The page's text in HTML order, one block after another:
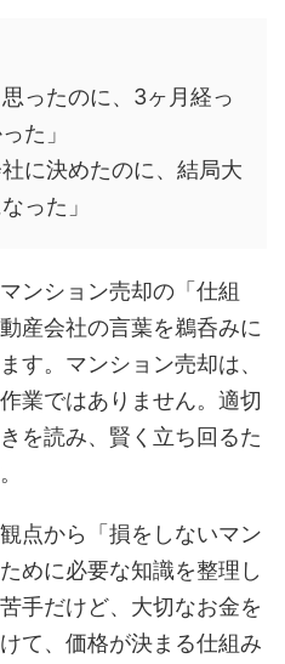
ったのに、3ヶ月経っ
た」
に決めたのに、結局大
った」
ンション売却の「仕組
産会社の言葉を鵜呑みに
す。マンション売却は、
業ではありません。適切
を読み、賢く立ち回るた
点から「損をしないマン
めに必要な知識を整理し
手だけど、大切なお金を
て、価格が決まる仕組み